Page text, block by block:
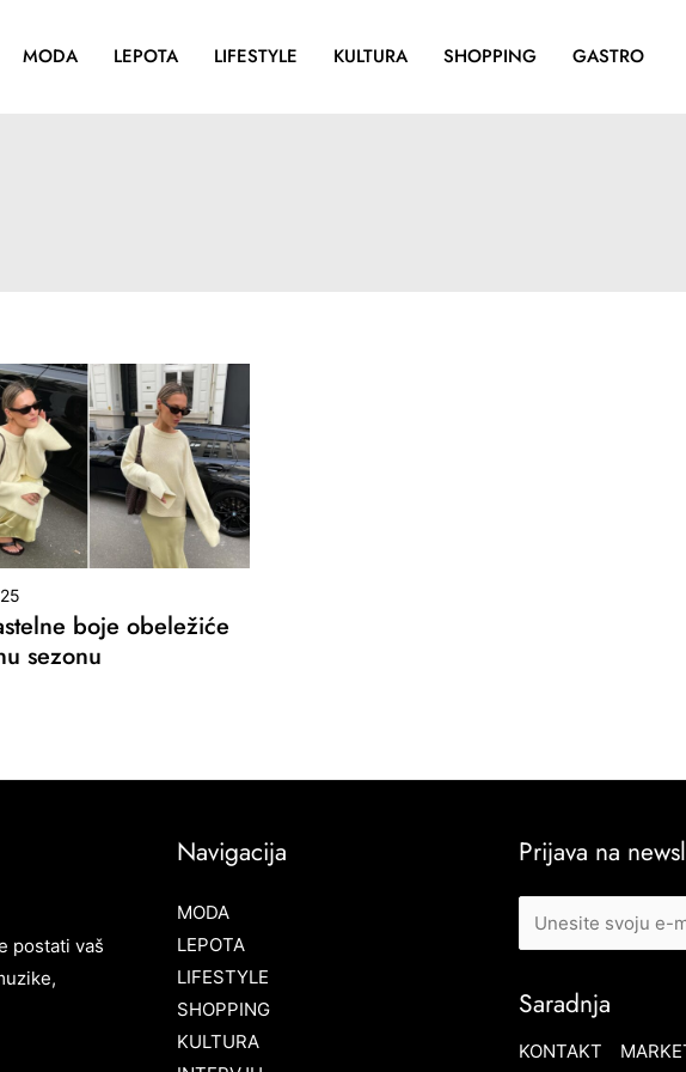
MODA LEPOTA LIFESTYLE KULTURA SHOPPING GASTRO
boje obeležiće
sezonu
postati vaš
Navigacija
MODA
LEPOTA
LIFESTYLE
SHOPPING
KULTURA
Prijava na
Saradnja
KONTAKT